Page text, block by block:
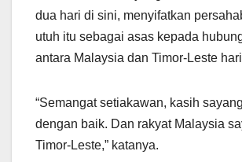
dua hari di sini, menyifatkan
utuh itu sebagai asas kepada
antara Malaysia dan Timor-Leste
“Semangat setiakawan, kasih
dengan baik. Dan rakyat Malaysia
Timor-Leste,” katanya.